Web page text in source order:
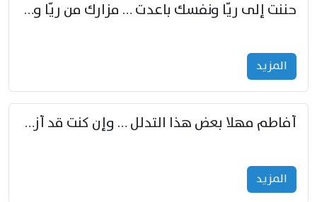
حننت إلى ريّا ونفسك باعدت … مزارك من ريّا وشعباكما معا
المزید
أفاطم مهلا بعض هذا التدلل … وإن كنت قد أزمعت صرمي فأجملي
المزید